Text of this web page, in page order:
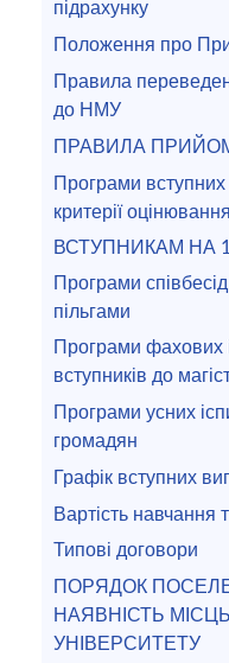
підрахунку
Положення про
Правила
до НМУ
ПРАВИЛА
Програми
критерії оцінювання
ВСТУПНИКАМ НА
Програми
пільгами
Програми фахових
вступників до
Програми усних
громадян
Графік вступних
Вартість навчання
Типові договори
ПОРЯДОК
НАЯВНІСТЬ
УНІВЕРСИТЕТУ